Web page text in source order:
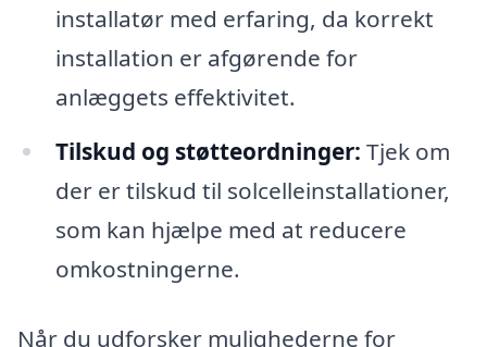
installatør med erfaring, da korrekt
installation er afgørende for
anlæggets effektivitet.
Tilskud og støtteordninger: Tjek om
der er tilskud til solcelleinstallationer,
som kan hjælpe med at reducere
omkostningerne.
Når du udforsker mulighederne for